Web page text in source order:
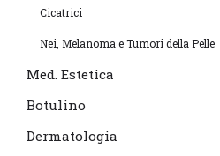
Cicatrici
Nei, Melanoma e Tumori della Pelle
Med. Estetica
Botulino
Dermatologia